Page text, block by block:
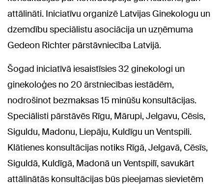
attālināti. Iniciatīvu organizē Latvijas Ginekologu un
dzemdību speciālistu asociācija un uzņēmuma
Gedeon Richter pārstāvniecība Latvijā.
Šogad iniciatīvā iesaistīsies 32 ginekologi un
ginekoloģes no 20 ārstniecības iestādēm,
nodrošinot bezmaksas 15 minūšu konsultācijas.
Speciālisti pārstāvēs Rīgu, Mārupi, Jelgavu, Cēsis,
Siguldu, Madonu, Liepāju, Kuldīgu un Ventspili.
Klātienes konsultācijas notiks Rīgā, Jelgavā, Cēsīs,
Siguldā, Kuldīgā, Madonā un Ventspilī, savukārt
attālinātās konsultācijas būs pieejamas sievietēm